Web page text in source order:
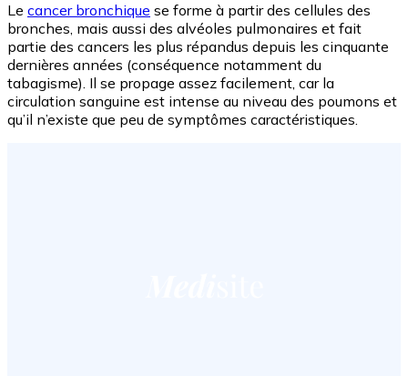
Le cancer bronchique se forme à partir des cellules des
bronches, mais aussi des alvéoles pulmonaires et fait
partie des cancers les plus répandus depuis les cinquante
dernières années (conséquence notamment du
tabagisme). Il se propage assez facilement, car la
circulation sanguine est intense au niveau des poumons et
qu’il n’existe que peu de symptômes caractéristiques.